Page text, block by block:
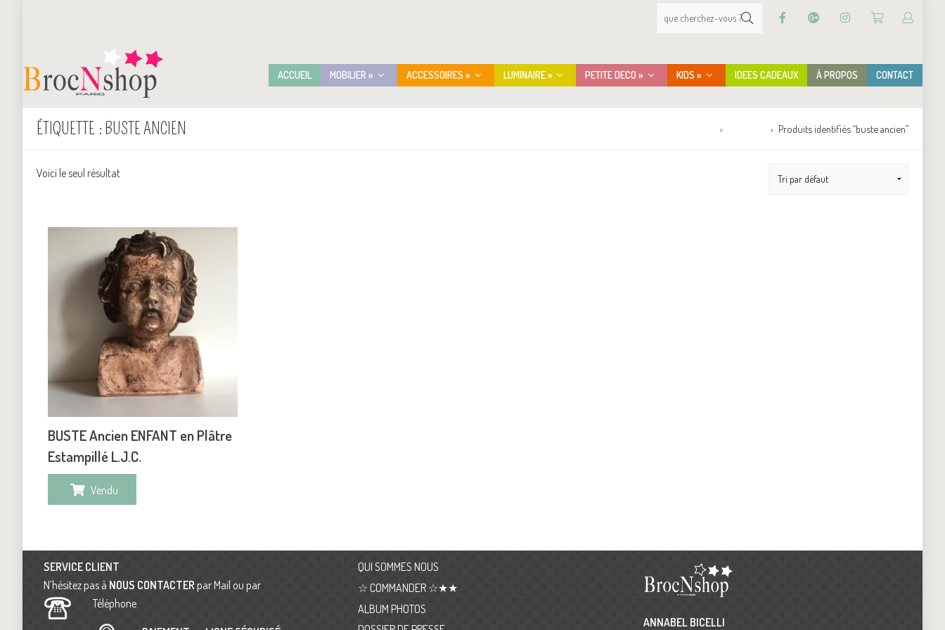
ACCUEIL MOBILIER » ACCESSOIRES » LUMINAIRE » PETITE DECO » KIDS » IDEES CADEAUX À PROPOS CONTACT
ÉTIQUETTE : BUSTE ANCIEN Produits identifiés “buste ancien”
Voici le seul résultat
BUSTE Ancien ENFANT en Plâtre
Estampillé L.J.C.
Vendu
SERVICE CLIENT
N’hésitez pas à NOUS CONTACTER par Mail ou par
Téléphone
QUI SOMMES NOUS
☆ COMMANDER ☆★★
ALBUM PHOTOS
ANNABEL BICELLI